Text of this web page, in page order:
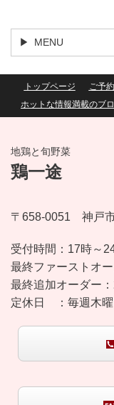
MENU
トップページ ご予
ホットな情報満載のブ
地鶏と旬野菜
鶏一途
〒658-0051 神戸
受付時間： 17時～
最終ファーストオ
最終追加オーダー
定休日 ： 毎週木